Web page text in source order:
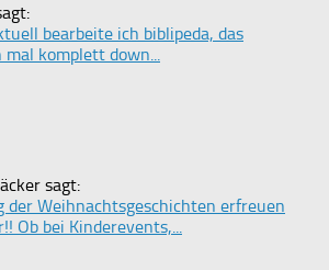
bearbeite ich biblipeda, das
komplett down...
sagt:
der Weihnachtsgeschichten erfreuen
Ob bei Kinderevents,...